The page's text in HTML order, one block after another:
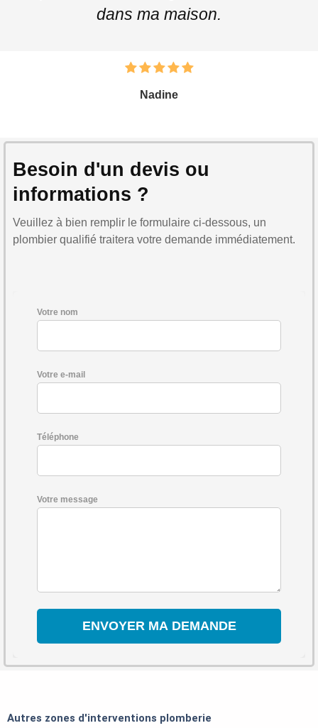
dans ma maison.
Nadine
Besoin d'un devis ou
informations ?
Veuillez à bien remplir le formulaire ci-dessous, un
plombier qualifié traitera votre demande immédiatement.
Votre nom
Votre e-mail
Téléphone
Votre message
Autres zones d'interventions plomberie